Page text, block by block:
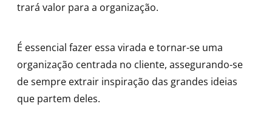
trará valor para a organização.
É essencial fazer essa virada e tornar-se uma
organização centrada no cliente, assegurando-se
de sempre extrair inspiração das grandes ideias
que partem deles.